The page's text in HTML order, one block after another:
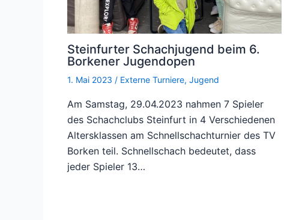
Steinfurter Schachjugend beim 6.
Borkener Jugendopen
1. Mai 2023 / Externe Turniere, Jugend
Am Samstag, 29.04.2023 nahmen 7 Spieler
des Schachclubs Steinfurt in 4 Verschiedenen
Altersklassen am Schnellschachturnier des TV
Borken teil. Schnellschach bedeutet, dass
jeder Spieler 13…